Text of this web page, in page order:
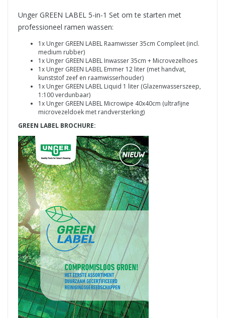
Unger GREEN LABEL 5-in-1 Set om te starten met
professioneel ramen wassen:
1x Unger GREEN LABEL Raamwisser 35cm Compleet (incl.
medium rubber)
1x Unger GREEN LABEL Inwasser 35cm + Microvezelhoes
1x Unger GREEN LABEL Emmer 12 liter (met handvat,
kunststof zeef en raamwisserhouder)
1x Unger GREEN LABEL Liquid 1 liter (Glazenwasserszeep,
1:100 verdunbaar)
1x Unger GREEN LABEL Microwipe 40x40cm (ultrafijne
microvezeldoek met randversterking)
GREEN LABEL BROCHURE: